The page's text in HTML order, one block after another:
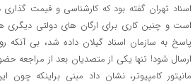
اسناد تهران گفته بود که کارشناسی و قیمت
پاسخ به سازمان اسناد گیلان داده شد، بی آنکه
ارسال شود! تنها یکی از متصدیان بعد از مراجعه
مانیتور کامپیوتر، نشان داد مبنی براینکه چون